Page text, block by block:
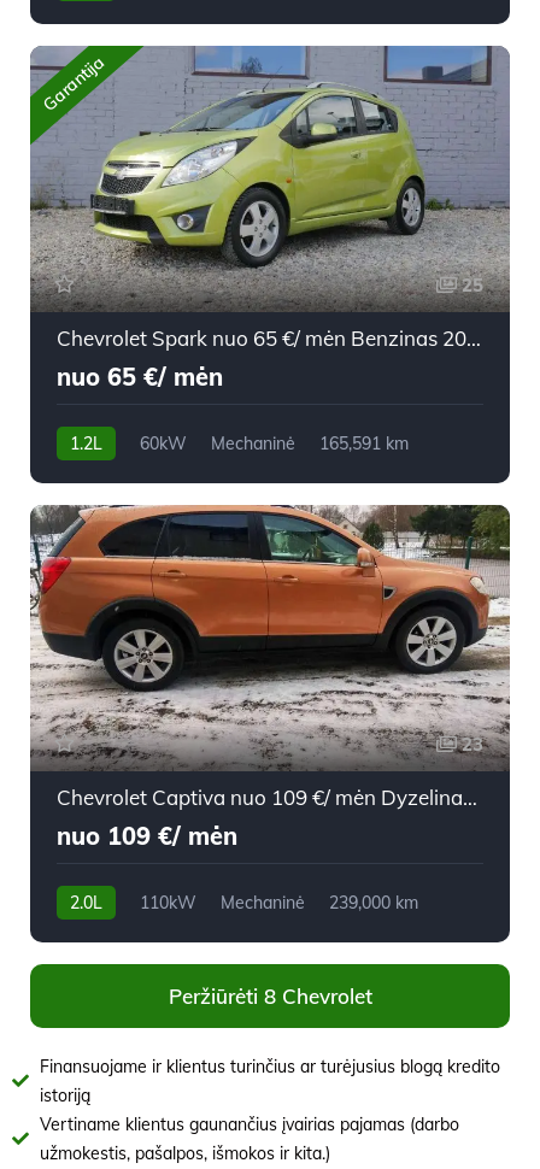
Garantija
25
Chevrolet Spark nuo 65 €/ mėn Benzinas 2010m. Hečbekas Mechaninė
nuo 65 €/ mėn
1.2L 60kW Mechaninė
165,591 km
23
Chevrolet Captiva nuo 109 €/ mėn Dyzelinas 2007m. Visureigis Mechaninė
nuo 109 €/ mėn
2.0L 110kW Mechaninė
239,000 km
Peržiūrėti 8 Chevrolet
Finansuojame ir klientus turinčius ar turėjusius blogą kredito
istoriją
Vertiname klientus gaunančius įvairias pajamas (darbo
užmokestis, pašalpos, išmokos ir kita.)